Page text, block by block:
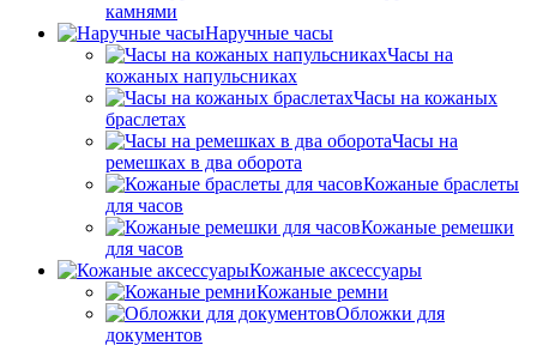
камнями
Наручные часы
Часы на
кожаных напульсниках
Часы на кожаных
браслетах
Часы на
ремешках в два оборота
Кожаные браслеты
для часов
Кожаные ремешки
для часов
Кожаные аксессуары
Кожаные ремни
Обложки для
документов